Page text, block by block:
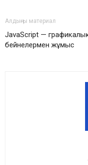
Алдыңғы материал
JavaScript — графикалық
бейнелермен жұмыс​